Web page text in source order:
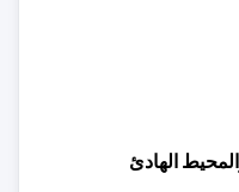
الهادئ